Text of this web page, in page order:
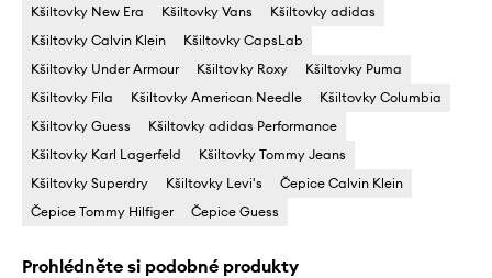
Kšiltovky New Era Kšiltovky Vans
Kšiltovky adidas
Kšiltovky Calvin Klein
Kšiltovky CapsLab
Kšiltovky Under Armour
Kšiltovky Roxy
Kšiltovky Puma
Kšiltovky Fila
Kšiltovky American Needle
Kšiltovky Columbia
Kšiltovky Guess
Kšiltovky adidas Performance
Kšiltovky Karl Lagerfeld
Kšiltovky Tommy Jeans
Kšiltovky Superdry
Kšiltovky Levi's
Čepice Calvin Klein
Čepice Tommy Hilfiger
Čepice Guess
Prohlédněte si podobné produkty